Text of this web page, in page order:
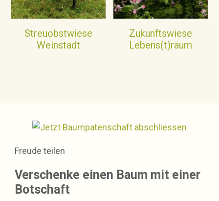
Streuobstwiese
Weinstadt
Zukunftswiese
Lebens(t)raum
Freude teilen
Verschenke einen Baum mit einer
Botschaft